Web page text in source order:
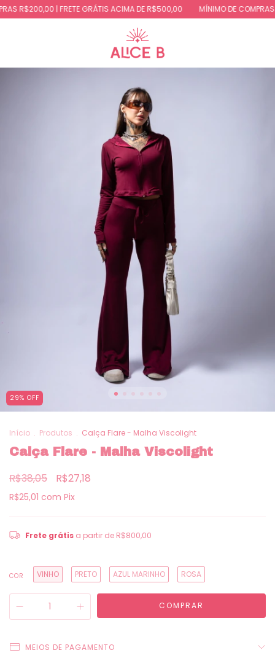
R$200,00 | FRETE GRÁTIS ACIMA DE R$500,00 MÍNIMO DE COMPRAS
29% OFF
Início . Produtos . Calça Flare - Malha Viscolight
Calça Flare - Malha Viscolight
R$38,05 R$27,18
R$25,01 com Pix
Frete grátis a partir de R$800,00
COR VINHO PRETO AZUL MARINHO ROSA
MEIOS DE PAGAMENTO